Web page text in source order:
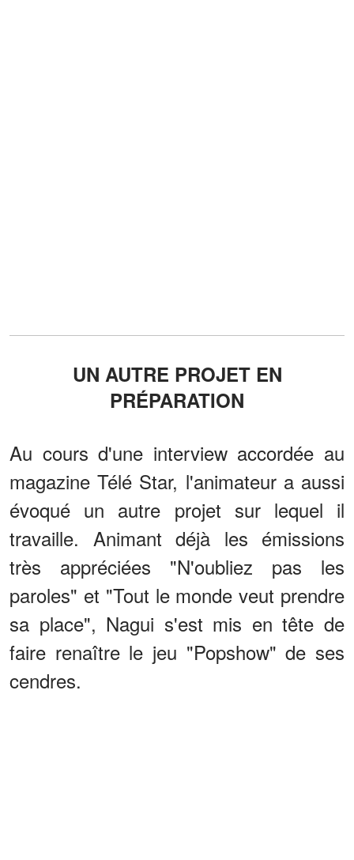
UN AUTRE PROJET EN
PRÉPARATION
Au cours d'une interview accordée au
magazine Télé Star, l'animateur a aussi
évoqué un autre projet sur lequel il
travaille. Animant déjà les émissions
très appréciées "N'oubliez pas les
paroles" et "Tout le monde veut prendre
sa place", Nagui s'est mis en tête de
faire renaître le jeu "Popshow" de ses
cendres.